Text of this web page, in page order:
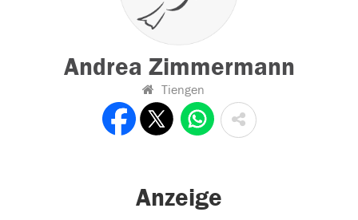
Andrea Zimmermann
Tiengen
Anzeige